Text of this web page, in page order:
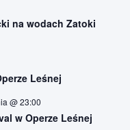
na wodach Zatoki
Leśnej
@ 23:00
w Operze Leśnej